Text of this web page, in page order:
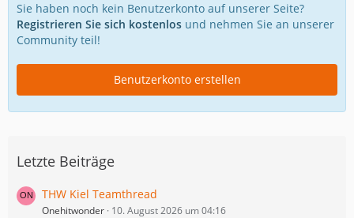
Sie haben noch kein Benutzerkonto auf unserer Seite?
Registrieren Sie sich kostenlos und nehmen Sie an unserer
Community teil!
Benutzerkonto erstellen
Letzte Beiträge
THW Kiel Teamthread
Onehitwonder 10. August 2026 um 04:16